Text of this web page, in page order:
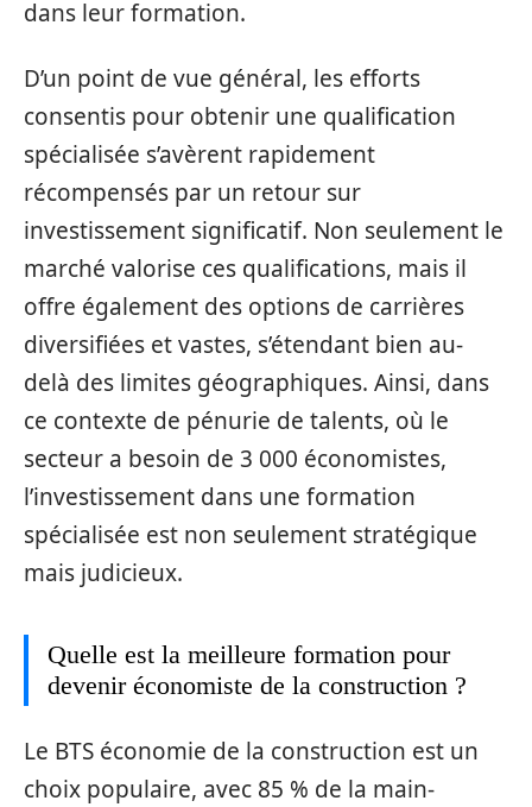
dans leur formation.
D’un point de vue général, les efforts
consentis pour obtenir une qualification
spécialisée s’avèrent rapidement
récompensés par un retour sur
investissement significatif. Non seulement le
marché valorise ces qualifications, mais il
offre également des options de carrières
diversifiées et vastes, s’étendant bien au-
delà des limites géographiques. Ainsi, dans
ce contexte de pénurie de talents, où le
secteur a besoin de 3 000 économistes,
l’investissement dans une formation
spécialisée est non seulement stratégique
mais judicieux.
Quelle est la meilleure formation pour
devenir économiste de la construction ?
Le BTS économie de la construction est un
choix populaire, avec 85 % de la main-